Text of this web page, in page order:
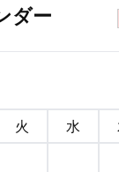
ダー
火 水